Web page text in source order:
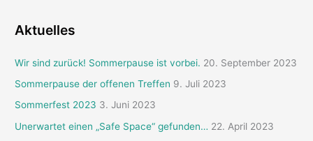
im
November
h
n
n
a
Aktuelles
Wir sind zurück! Sommerpause ist vorbei. 20. September 2023
Sommerpause der offenen Treffen 9. Juli 2023
Sommerfest 2023 3. Juni 2023
Unerwartet einen „Safe Space“ gefunden… 22. April 2023